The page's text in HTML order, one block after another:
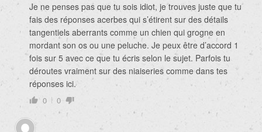
Je ne penses pas que tu sois idiot, je trouves juste que tu
fais des réponses acerbes qui s’étirent sur des détails
tangentiels aberrants comme un chien qui grogne en
mordant son os ou une peluche. Je peux être d’accord 1
fois sur 5 avec ce que tu écris selon le sujet. Parfois tu
déroutes vraiment sur des niaiseries comme dans tes
réponses ici.
0 0